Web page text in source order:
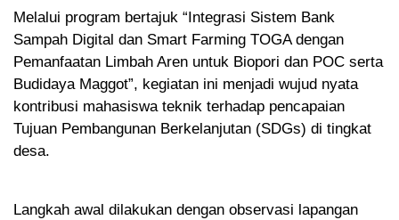
Melalui program bertajuk “Integrasi Sistem Bank
Sampah Digital dan Smart Farming TOGA dengan
Pemanfaatan Limbah Aren untuk Biopori dan POC serta
Budidaya Maggot”, kegiatan ini menjadi wujud nyata
kontribusi mahasiswa teknik terhadap pencapaian
Tujuan Pembangunan Berkelanjutan (SDGs) di tingkat
desa.
Langkah awal dilakukan dengan observasi lapangan